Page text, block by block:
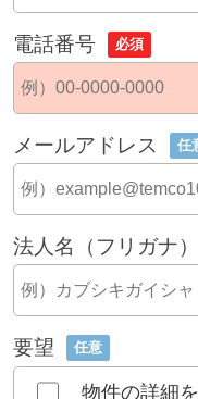
電話番号 必須
メールアドレス 任
法人名（フリガナ）
要望 任意
物件の詳細